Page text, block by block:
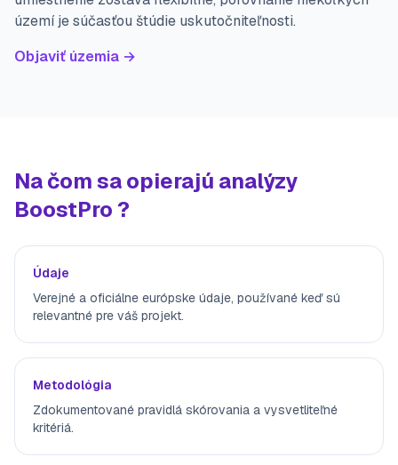
území je súčasťou štúdie uskutočniteľnosti.
Objaviť územia →
Na čom sa opierajú analýzy
BoostPro ?
Údaje
Verejné a oficiálne európske údaje, používané keď sú
relevantné pre váš projekt.
Metodológia
Zdokumentované pravidlá skórovania a vysvetliteľné
kritériá.